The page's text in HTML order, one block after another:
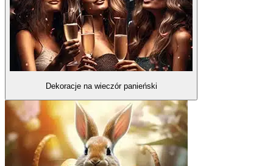
Dekoracje na wieczór panieński